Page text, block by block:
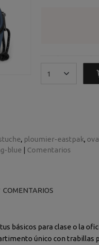
ploumier-eastpak
blue | Comentarios
COMENTARIOS
básicos para clase o la
único con trabillas